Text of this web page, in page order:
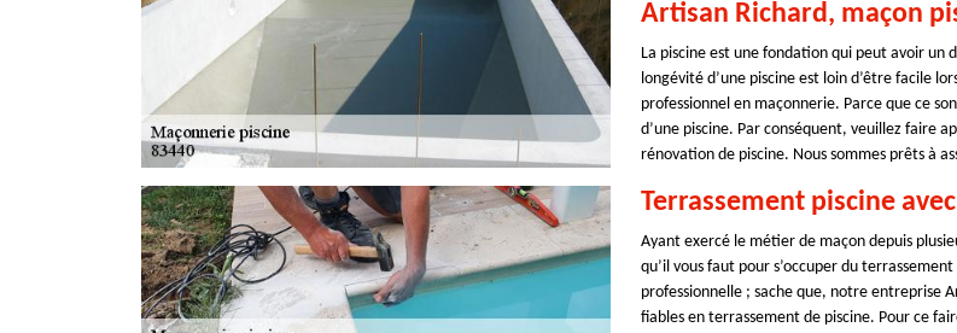
Artisan Richard, maçon
La piscine est une fondation qui peut avoir un
longévité d’une piscine est loin d’être facile
professionnel en maçonnerie. Parce que ce
d’une piscine. Par conséquent, veuillez faire
rénovation de piscine. Nous sommes prêts à
Terrassement piscine
Ayant exercé le métier de maçon depuis
qu’il vous faut pour s’occuper du
professionnelle ; sache que, notre entreprise
fiables en terrassement de piscine. Pour ce